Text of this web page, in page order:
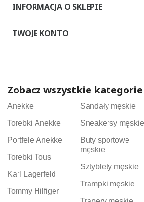
INFORMACJA O SKLEPIE
TWOJE KONTO
Zobacz wszystkie kategorie
Anekke
Torebki Anekke
Portfele Anekke
Torebki Tous
Karl Lagerfeld
Tommy Hilfiger
Sandały męskie
Sneakersy męskie
Buty sportowe
męskie
Sztyblety męskie
Trampki męskie